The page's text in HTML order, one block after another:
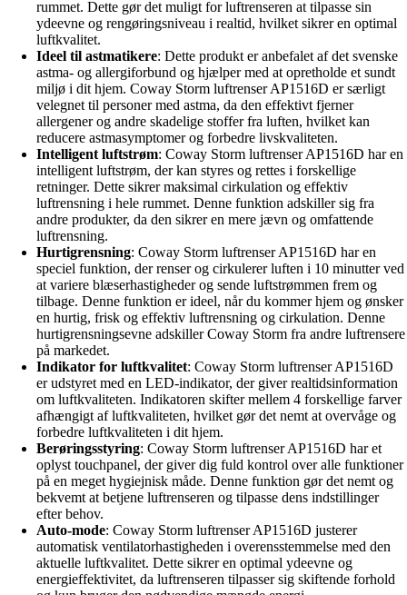
rummet. Dette gør det muligt for luftrenseren at tilpasse sin
ydeevne og rengøringsniveau i realtid, hvilket sikrer en optimal
luftkvalitet.
Ideel til astmatikere: Dette produkt er anbefalet af det svenske
astma- og allergiforbund og hjælper med at opretholde et sundt
miljø i dit hjem. Coway Storm luftrenser AP1516D er særligt
velegnet til personer med astma, da den effektivt fjerner
allergener og andre skadelige stoffer fra luften, hvilket kan
reducere astmasymptomer og forbedre livskvaliteten.
Intelligent luftstrøm: Coway Storm luftrenser AP1516D har en
intelligent luftstrøm, der kan styres og rettes i forskellige
retninger. Dette sikrer maksimal cirkulation og effektiv
luftrensning i hele rummet. Denne funktion adskiller sig fra
andre produkter, da den sikrer en mere jævn og omfattende
luftrensning.
Hurtigrensning: Coway Storm luftrenser AP1516D har en
speciel funktion, der renser og cirkulerer luften i 10 minutter ved
at variere blæserhastigheder og sende luftstrømmen frem og
tilbage. Denne funktion er ideel, når du kommer hjem og ønsker
en hurtig, frisk og effektiv luftrensning og cirkulation. Denne
hurtigrensningsevne adskiller Coway Storm fra andre luftrensere
på markedet.
Indikator for luftkvalitet: Coway Storm luftrenser AP1516D
er udstyret med en LED-indikator, der giver realtidsinformation
om luftkvaliteten. Indikatoren skifter mellem 4 forskellige farver
afhængigt af luftkvaliteten, hvilket gør det nemt at overvåge og
forbedre luftkvaliteten i dit hjem.
Berøringsstyring: Coway Storm luftrenser AP1516D har et
oplyst touchpanel, der giver dig fuld kontrol over alle funktioner
på en meget hygiejnisk måde. Denne funktion gør det nemt og
bekvemt at betjene luftrenseren og tilpasse dens indstillinger
efter behov.
Auto-mode: Coway Storm luftrenser AP1516D justerer
automatisk ventilatorhastigheden i overensstemmelse med den
aktuelle luftkvalitet. Dette sikrer en optimal ydeevne og
energieffektivitet, da luftrenseren tilpasser sig skiftende forhold